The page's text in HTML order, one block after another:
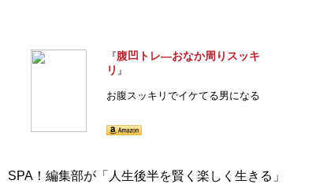
『腹凹トレ―おなか周りスッキ
リ 』
お腹スッキリでイケてる男になる
SPA！編集部が「人生後半を賢く楽しく生きる」